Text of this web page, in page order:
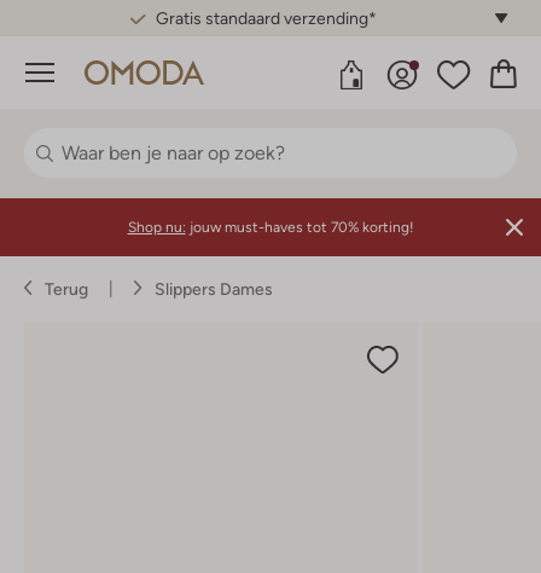
Gratis standaard verzending*
Menu
Shop nu: jouw must-haves tot 70% korting!
Terug Slippers Dames